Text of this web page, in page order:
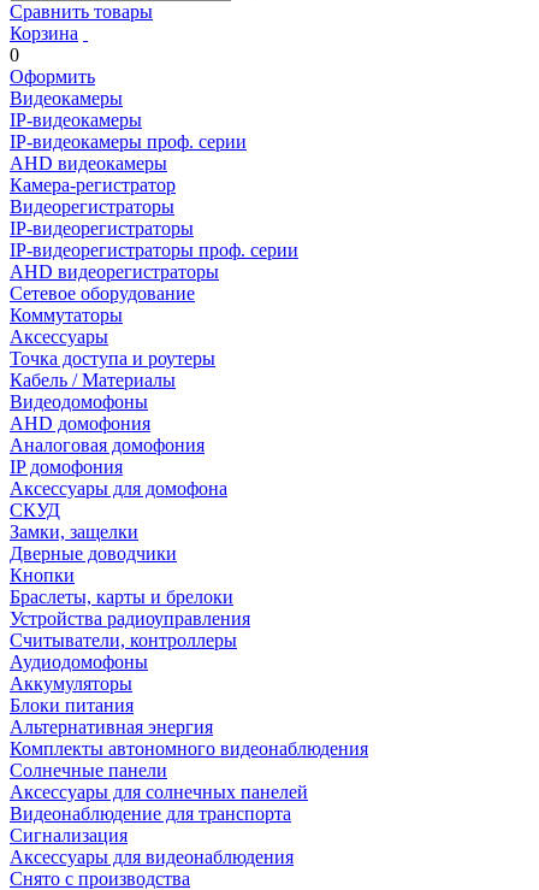
Сравнить товары
Корзина
0
Оформить
Видеокамеры
IP-видеокамеры
IP-видеокамеры проф. серии
AHD видеокамеры
Камера-регистратор
Видеорегистраторы
IP-видеорегистраторы
IP-видеорегистраторы проф. серии
AHD видеорегистраторы
Сетевое оборудование
Коммутаторы
Аксессуары
Точка доступа и роутеры
Кабель / Материалы
Видеодомофоны
AHD домофония
Аналоговая домофония
IP домофония
Аксессуары для домофона
СКУД
Замки, защелки
Дверные доводчики
Кнопки
Браслеты, карты и брелоки
Устройства радиоуправления
Считыватели, контроллеры
Аудиодомофоны
Аккумуляторы
Блоки питания
Альтернативная энергия
Комплекты автономного видеонаблюдения
Солнечные панели
Аксессуары для солнечных панелей
Видеонаблюдение для транспорта
Сигнализация
Аксессуары для видеонаблюдения
Снято с производства